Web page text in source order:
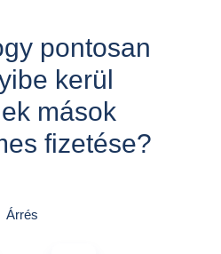
pontosan
kerül
mások
fizetése?
Árrés